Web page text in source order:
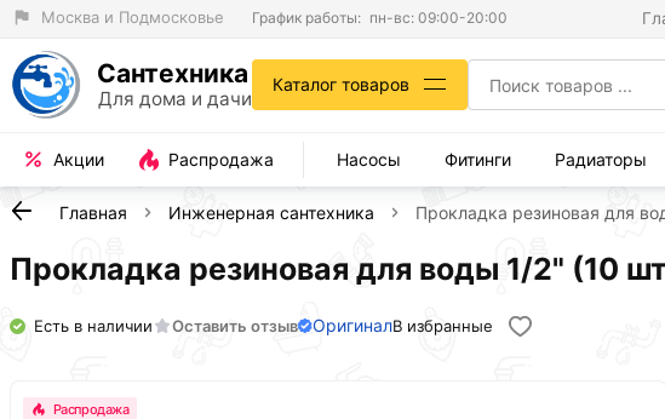
Москва и Подмосковье График работы: пн-вс: 09:00-20:00
Сантехника
Для дома и дачи
Каталог товаров
Акции Распродажа Насосы Фитинги Радиаторы
Главная Инженерная сантехника Прокладка резиновая для
Прокладка резиновая для воды 1/2" (10
Есть в наличии Оставить отзыв ОригиналВ избранные
Распродажа